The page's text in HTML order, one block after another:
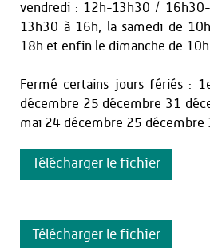
vendredi : 12h-13h30 /
13h30 à 16h, la samedi de
18h et enfin le dimanche de
Fermé certains jours fériés :
décembre 25 décembre 31
mai 24 décembre 25 décembre
Télécharger le fichier
Télécharger le fichier